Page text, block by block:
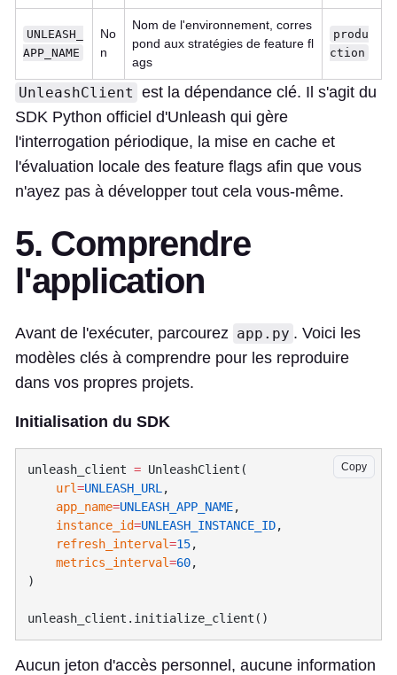
UNLEASH_
APP_NAME
No
n
Nom de l'environnement, corres
pond aux stratégies de feature fl
ags
produ
ction
UnleashClient est la dépendance clé. Il s'agit du
SDK Python officiel d'Unleash qui gère
l'interrogation périodique, la mise en cache et
l'évaluation locale des feature flags afin que vous
n'ayez pas à développer tout cela vous-même.
5. Comprendre
l'application
Avant de l'exécuter, parcourez app.py . Voici les
modèles clés à comprendre pour les reproduire
dans vos propres projets.
Initialisation du SDK
Copy
unleash_client =
    url
=UNLEASH_URL
    app_name
=UNLEASH_APP_NAME
    instance_id
=UNLEASH_INSTANCE_ID
    refresh_interval
=15
    metrics_interval
=60
Aucun jeton d'accès personnel, aucune information